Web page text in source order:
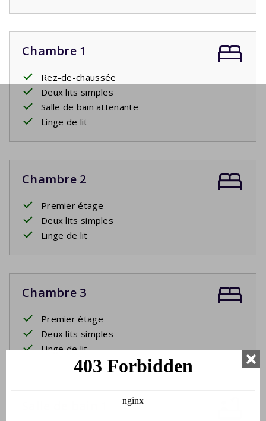
Chambre 1
Rez-de-chaussée
Deux lits simples
Salle de bain attenante
Linge de lit
Chambre 2
Premier étage
Deux lits simples
Linge de lit
Chambre 3
Premier étage
Deux lits simples
Linge de lit